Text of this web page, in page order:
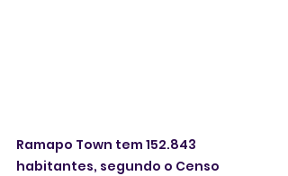
Ramapo Town tem 152.843
habitantes, segundo o Censo